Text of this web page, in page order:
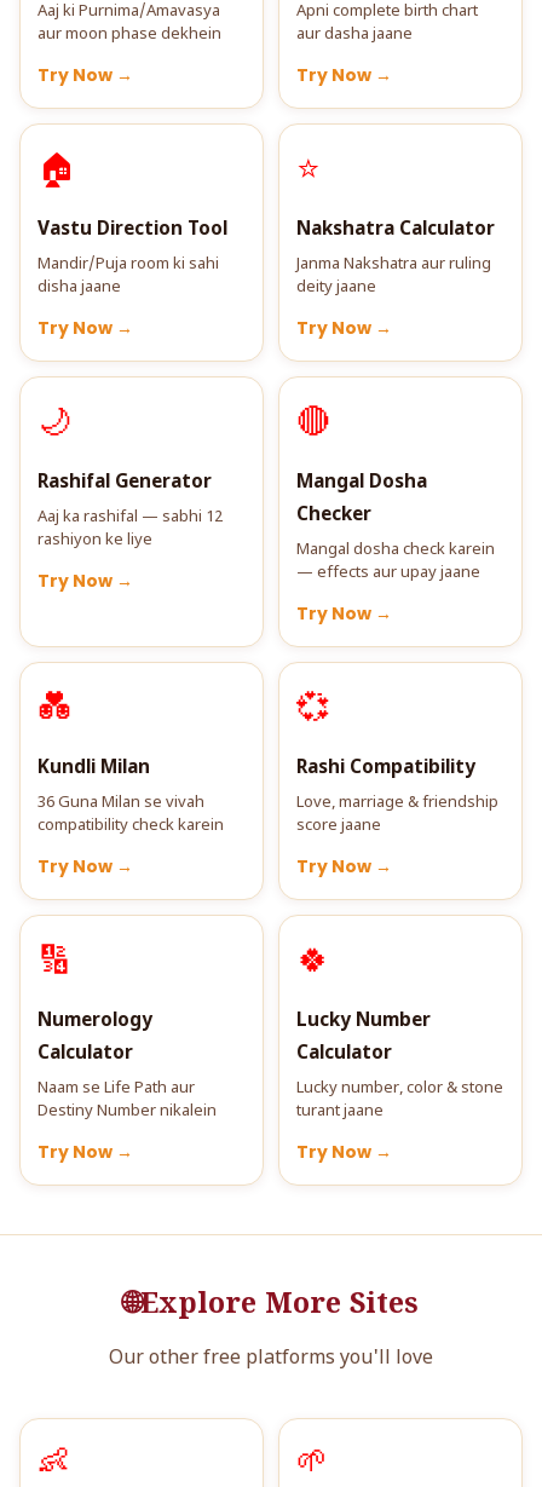
Aaj ki Purnima/Amavasya
aur moon phase dekhein
Try Now →
Apni complete birth chart
aur dasha jaane
Try Now →
🏠
Vastu Direction Tool
Mandir/Puja room ki sahi
disha jaane
Try Now →
⭐
Nakshatra Calculator
Janma Nakshatra aur ruling
deity jaane
Try Now →
🌙
Rashifal Generator
Aaj ka rashifal — sabhi 12
rashiyon ke liye
Try Now →
🔴
Mangal Dosha
Checker
Mangal dosha check karein
— effects aur upay jaane
Try Now →
💑
Kundli Milan
36 Guna Milan se vivah
compatibility check karein
Try Now →
💞
Rashi Compatibility
Love, marriage & friendship
score jaane
Try Now →
🔢
Numerology
Calculator
Naam se Life Path aur
Destiny Number nikalein
Try Now →
🍀
Lucky Number
Calculator
Lucky number, color & stone
turant jaane
Try Now →
🌐Explore More Sites
Our other free platforms you'll love
👶 🌱